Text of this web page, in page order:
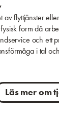
av flyttjänster
form då
och ett
i tal
Läs mer om